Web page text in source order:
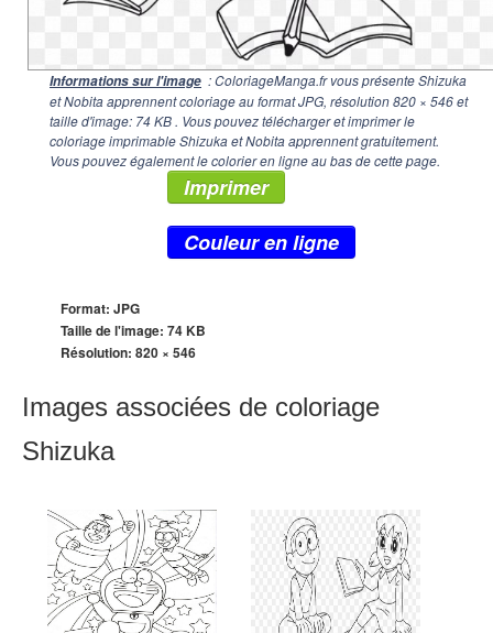
Informations sur l'image : ColoriageManga.fr vous présente Shizuka
et Nobita apprennent coloriage au format JPG, résolution820 × 546et
taille d'image: 74 KB . Vous pouvez télécharger et imprimer le
coloriage imprimable Shizuka et Nobita apprennent gratuitement.
Vous pouvez également le colorier en ligne au bas de cette page.
Imprimer
Couleur en ligne
Format: JPG
Taille de l'image: 74 KB
Résolution: 820 × 546
Images associées de coloriage
Shizuka